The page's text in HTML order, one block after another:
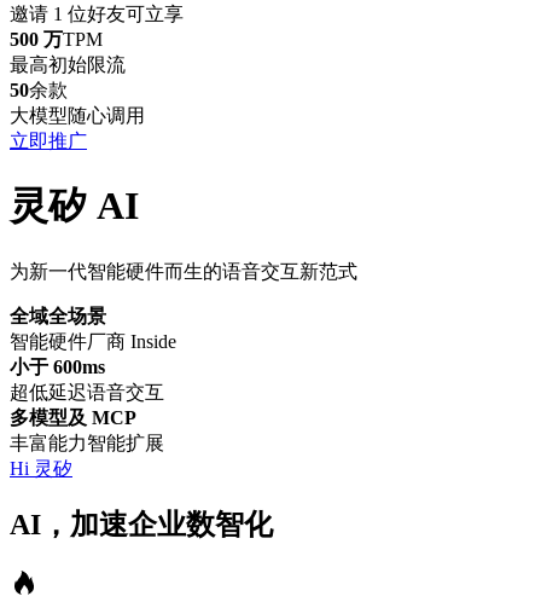
邀请 1 位好友可立享
500 万TPM
最高初始限流
50余款
大模型随心调用
立即推广
灵矽 AI
为新一代智能硬件而生的语音交互新范式
全域全场景
智能硬件厂商 Inside
小于 600ms
超低延迟语音交互
多模型及 MCP
丰富能力智能扩展
Hi 灵矽
AI，加速企业数智化